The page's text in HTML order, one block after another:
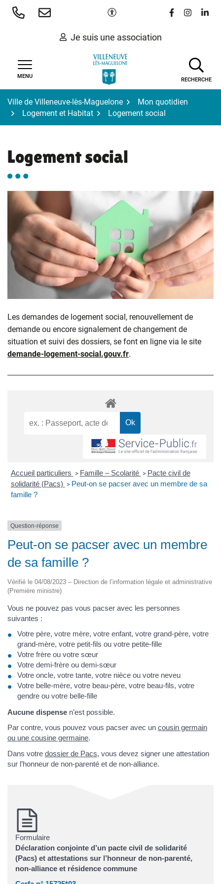
Aller
Paramètres d'accessibilité
Lien vers le
Lien vers
Lien
Je suis une association
MENU
RECHERCHE
Ville de Villeneuve-lès-Maguelone
Mon quotidien
Logement et Habitat
Logement social
Logement social
Les demandes de logement social, renouvellement de
demande ou encore signalement de changement de
situation et suivi des dossiers, se font en ligne via le site
demande-logement-social.gouv.fr.
Accueil particuliers > Famille – Scolarité > Pacte civil de
solidarité (Pacs) > Peut-on se pacser avec un membre de sa
famille ?
Question-réponse
Peut-on se pacser avec un membre
de sa famille ?
Vérifié le 04/08/2023 – Direction de l’information légale et administrative
(Première ministre)
Vous ne pouvez pas vous pacser avec les personnes
suivantes :
Votre père, votre mère, votre enfant, votre grand-père, votre
grand-mère, votre petit-fils ou votre petite-fille
Votre frère ou votre sœur
Votre demi-frère ou demi-sœur
Votre oncle, votre tante, votre nièce ou votre neveu
Votre belle-mère, votre beau-père, votre beau-fils, votre
gendre ou votre belle-fille
Aucune dispense n’est possible.
Par contre, vous pouvez vous pacser avec un cousin germain
ou une cousine germaine.
Dans votre dossier de Pacs, vous devez signer une attestation
sur l’honneur de non-parenté et de non-alliance.
Formulaire
Déclaration conjointe d’un pacte civil de solidarité
(Pacs) et attestations sur l’honneur de non-parenté,
non-alliance et résidence commune